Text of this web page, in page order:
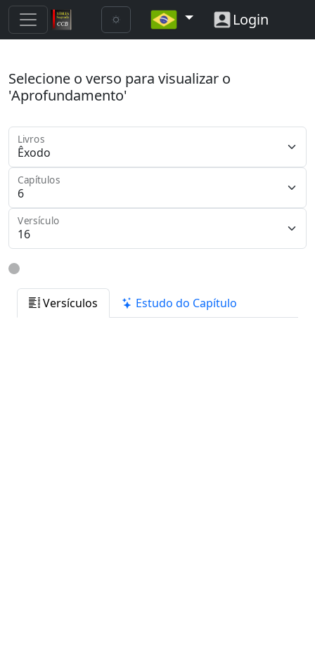
Login
Selecione o verso para visualizar o
'Aprofundamento'
Livros
Capítulos
Versículo
Versículos Estudo do Capítulo